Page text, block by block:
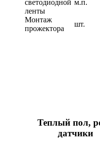
светодиодной
ленты
м.п.
Монтаж
прожектора
шт.
Теплый пол,
датчики